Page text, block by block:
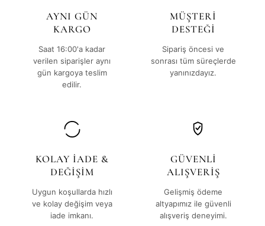
AYNI GÜN
KARGO
Saat 16:00'a kadar
verilen siparişler aynı
gün kargoya teslim
edilir.
MÜŞTERİ
DESTEĞİ
Sipariş öncesi ve
sonrası tüm süreçlerde
yanınızdayız.
KOLAY İADE &
DEĞİŞİM
Uygun koşullarda hızlı
ve kolay değişim veya
iade imkanı.
GÜVENLİ
ALIŞVERİŞ
Gelişmiş ödeme
altyapımız ile güvenli
alışveriş deneyimi.